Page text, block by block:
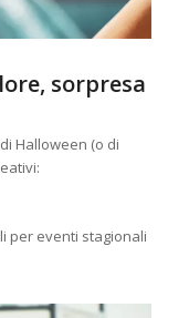
sorpresa
Halloween (o di
per eventi stagionali